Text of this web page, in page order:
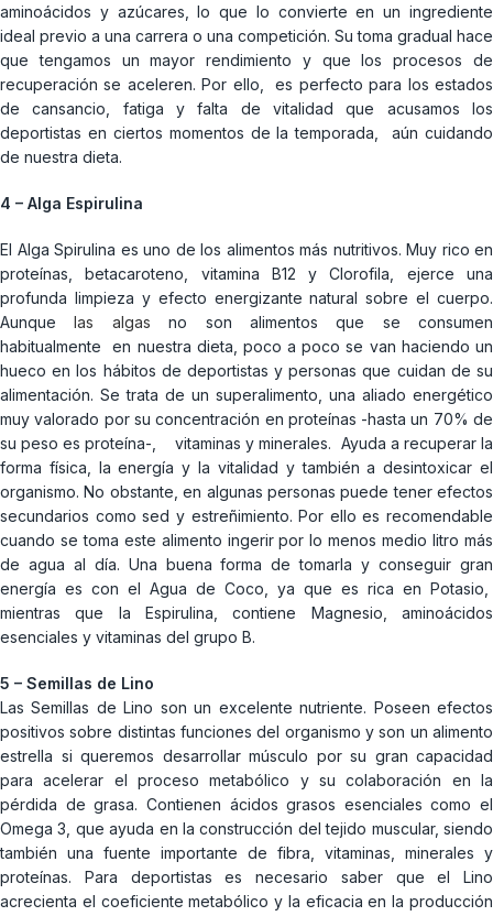
aminoácidos y azúcares, lo que lo convierte en un ingrediente
ideal previo a una carrera o una competición. Su toma gradual hace
que tengamos un mayor rendimiento y que los procesos de
recuperación se aceleren. Por ello, es perfecto para los estados
de cansancio, fatiga y falta de vitalidad que acusamos los
deportistas en ciertos momentos de la temporada, aún cuidando
de nuestra dieta.
4 – Alga Espirulina
El Alga Spirulina es uno de los alimentos más nutritivos. Muy rico en
proteínas, betacaroteno, vitamina B12 y Clorofila, ejerce una
profunda limpieza y efecto energizante natural sobre el cuerpo.
Aunquelas algas no son alimentos que se consumen
habitualmente en nuestra dieta, poco a poco se van haciendo un
hueco en los hábitos de deportistas y personas que cuidan de su
alimentación. Se trata de un superalimento, una aliado energético
muy valorado por su concentración en proteínas -hasta un 70% de
su peso es proteína-, vitaminas y minerales. Ayuda a recuperar la
forma física, la energía y la vitalidad y también a desintoxicar el
organismo. No obstante, en algunas personas puede tener efectos
secundarios como sed y estreñimiento. Por ello es recomendable
cuando se toma este alimento ingerir por lo menos medio litro más
de agua al día. Una buena forma de tomarla y conseguir gran
energía es con el Agua de Coco, ya que es rica en Potasio,
mientras que la Espirulina, contiene Magnesio, aminoácidos
esenciales y vitaminas del grupo B.
5 – Semillas de Lino
Las Semillas de Lino son un excelente nutriente. Poseen efectos
positivos sobre distintas funciones del organismo y son un alimento
estrella si queremos desarrollar músculo por su gran capacidad
para acelerar el proceso metabólico y su colaboración en la
pérdida de grasa. Contienen ácidos grasos esenciales como el
Omega 3, que ayuda en la construcción del tejido muscular, siendo
también una fuente importante de fibra, vitaminas, minerales y
proteínas. Para deportistas es necesario saber que el Lino
acrecienta el coeficiente metabólico y la eficacia en la producción